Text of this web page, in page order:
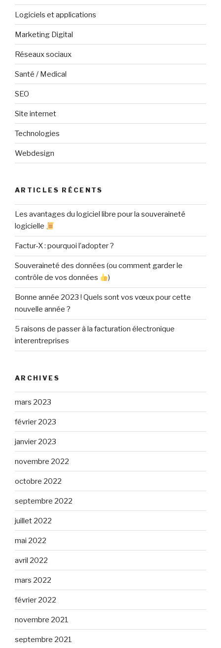
Logiciels et applications
Marketing Digital
Réseaux sociaux
Santé / Medical
SEO
Site internet
Technologies
Webdesign
ARTICLES RÉCENTS
Les avantages du logiciel libre pour la souveraineté
logicielle
Factur-X : pourquoi l’adopter ?
Souveraineté des données (ou comment garder le
contrôle de vos données
)
Bonne année 2023 ! Quels sont vos vœux pour cette
nouvelle année ?
5 raisons de passer à la facturation électronique
interentreprises
ARCHIVES
mars 2023
février 2023
janvier 2023
novembre 2022
octobre 2022
septembre 2022
juillet 2022
mai 2022
avril 2022
mars 2022
février 2022
novembre 2021
septembre 2021